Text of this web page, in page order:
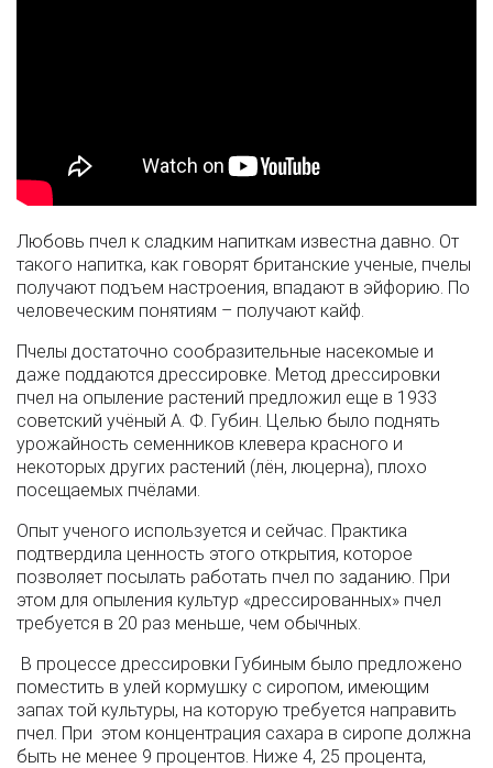
Любовь пчел к сладким напиткам известна давно. От
такого напитка, как говорят британские ученые, пчелы
получают подъем настроения, впадают в эйфорию. По
человеческим понятиям – получают кайф.
Пчелы достаточно сообразительные насекомые и
даже поддаются дрессировке. Метод дрессировки
пчел на опыление растений предложил еще в 1933
советский учёный А. Ф. Губин. Целью было поднять
урожайность семенников клевера красного и
некоторых других растений (лён, люцерна), плохо
посещаемых пчёлами.
Опыт ученого используется и сейчас. Практика
подтвердила ценность этого открытия, которое
позволяет посылать работать пчел по заданию. При
этом для опыления культур «дрессированных» пчел
требуется в 20 раз меньше, чем обычных.
В процессе дрессировки Губиным было предложено
поместить в улей кормушку с сиропом, имеющим
запах той культуры, на которую требуется направить
пчел. При этом концентрация сахара в сиропе должна
быть не менее 9 процентов. Ниже 4, 25 процента,